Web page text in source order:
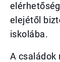
elejétől
iskolába.
A családok